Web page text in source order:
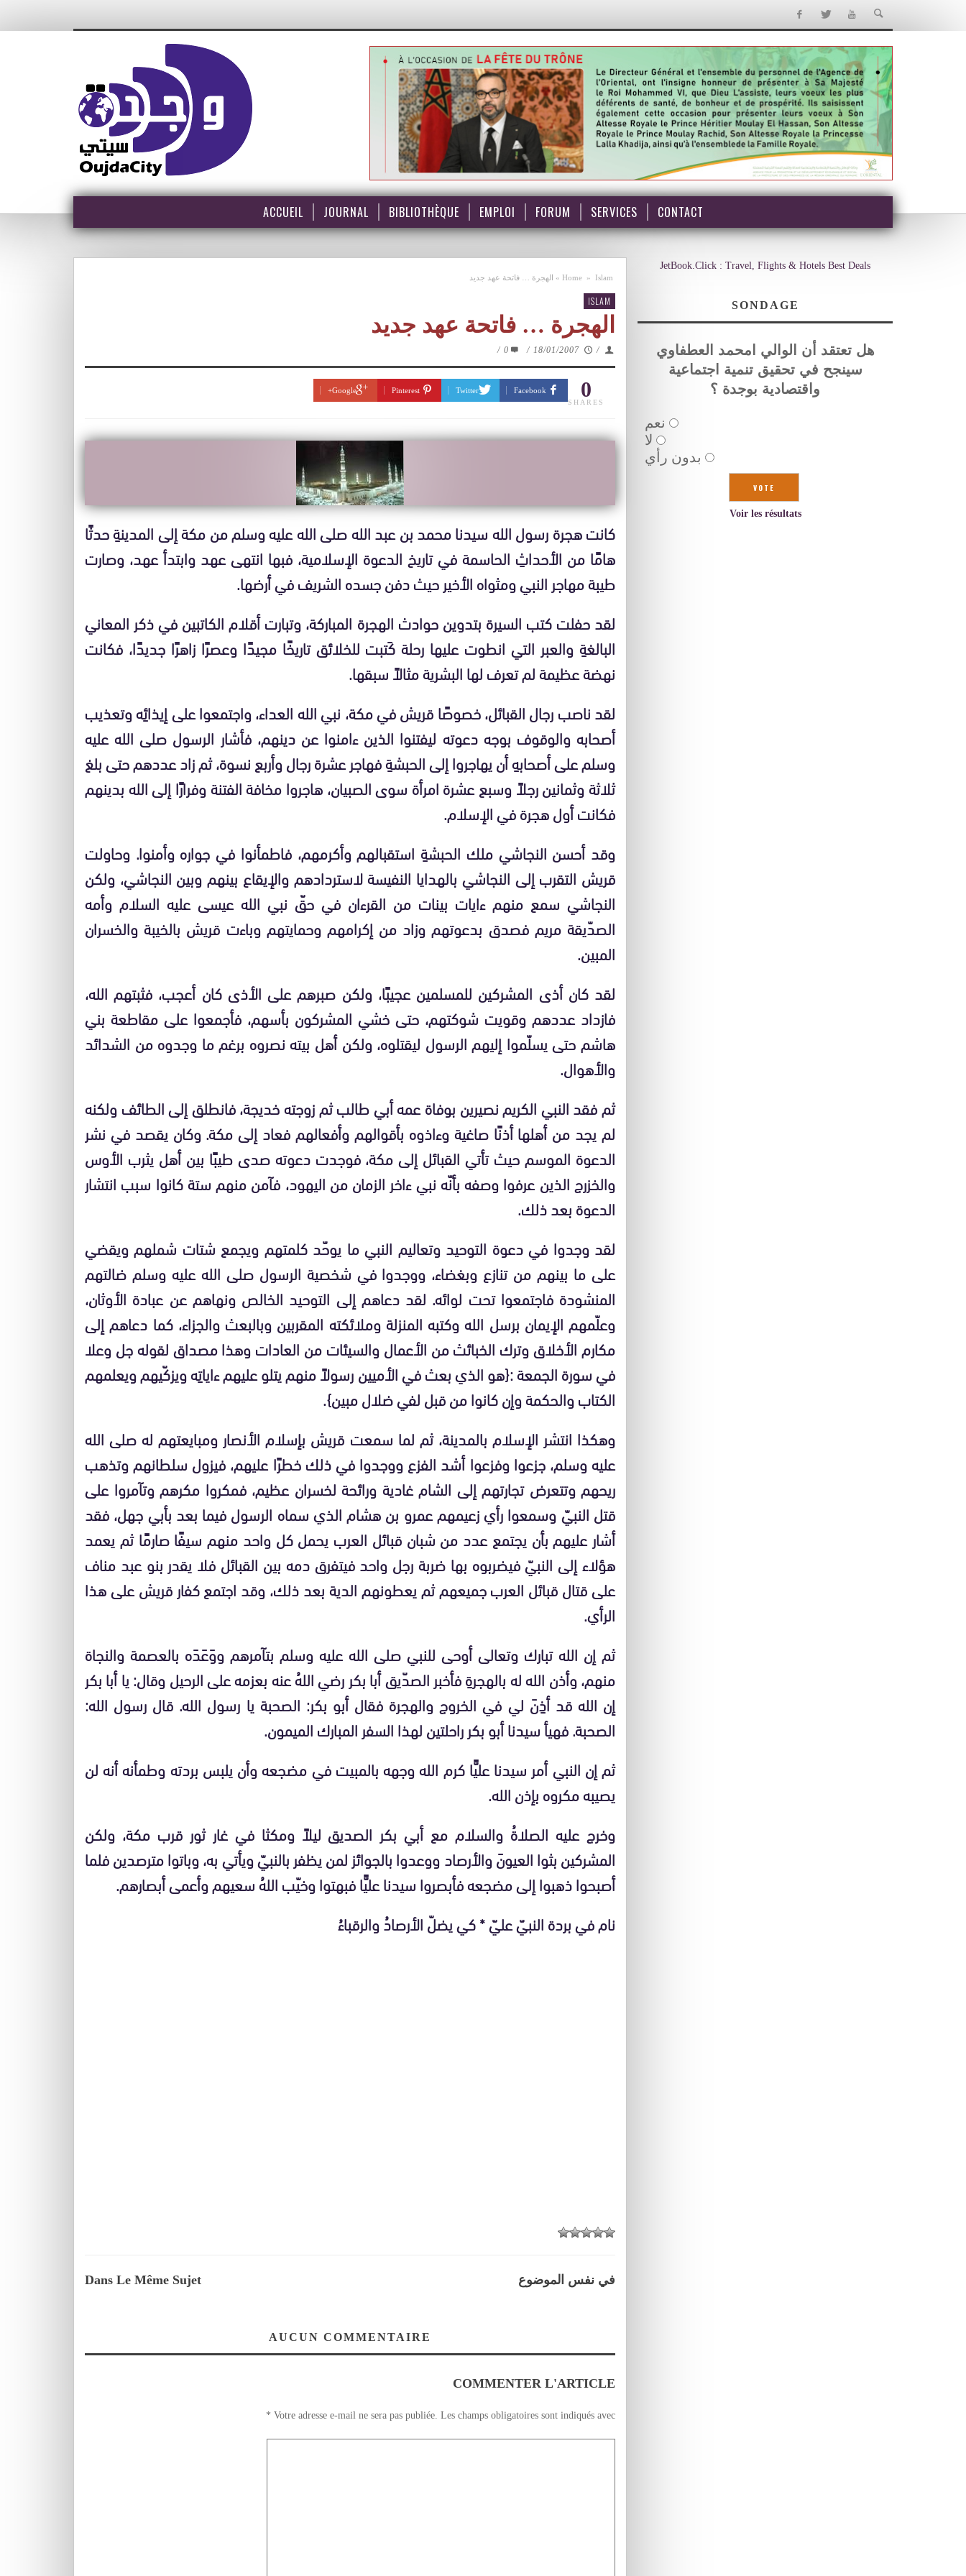
ACCUEIL JOURNAL BIBLIOTHÈQUE EMPLOI FORUM SERVICES CONTACT
Home » Islam
» الهجرة … فاتحة عهد جديد
ISLAM
الهجرة … فاتحة عهد جديد
/
18/01/2007
/
0
/
0
SHARES
Facebook
Twitter
Pinterest
Google+
كانت هجرة رسول الله سيدنا محمد بن عبد الله صلى الله عليه وسلم من مكة إلى المدينةِ حدثًا
هامًا من الأحداثِ الحاسمة في تاريخ الدعوة الإسلامية، فبها انتهى عهد وابتدأ عهد، وصارت
طيبة مهاجر النبي ومثواه الأخير حيث دفن جسده الشريف في أرضها.
لقد حفلت كتب السيرة بتدوين حوادث الهجرة المباركة، وتبارت أقلام الكاتبين في ذكر المعاني
البالغةِ والعبر التي انطوت عليها رحلة كَتبت للخلائق تاريخًا مجيدًا وعصرًا زاهرًا جديدًا، فكانت
نهضة عظيمة لم تعرف لها البشرية مثالاً سبقها.
لقد ناصب رجال القبائل، خصوصًا قريش في مكة، نبي الله العداء، واجتمعوا على إيذائِه وتعذيب
أصحابه والوقوف بوجه دعوته ليفتنوا الذين ءامنوا عن دينهم، فأشار الرسول صلى الله عليه
وسلم على أصحابهِ أن يهاجروا إلى الحبشةِ فهاجر عشرة رجال وأربع نسوة، ثم زاد عددهم حتى بلغ
ثلاثة وثمانين رجلاً وسبع عشرة امرأة سوى الصبيان، هاجروا مخافة الفتنة وفرارًا إلى الله بدينهم
فكانت أول هجرة في الإسلام.
وقد أحسن النجاشي ملك الحبشةِ استقبالهم وأكرمهم، فاطمأنوا في جواره وأمنوا. وحاولت
قريش التقرب إلى النجاشي بالهدايا النفيسة لاستردادهم والإيقاع بينهم وبين النجاشي، ولكن
النجاشي سمع منهم ءايات بينات من القرءان في حقّ نبي الله عيسى عليه السلام وأمه
الصدّيقة مريم فصدق بدعوتهم وزاد من إكرامهم وحمايتهم وباءت قريش بالخيبة والخسران
المبين.
لقد كان أذى المشركين للمسلمين عجيبًا، ولكن صبرهم على الأذى كان أعجب، فثبتهم الله،
فازداد عددهم وقويت شوكتهم، حتى خشي المشركون بأسهم، فأجمعوا على مقاطعة بني
هاشم حتى يسلّموا إليهم الرسول ليقتلوه، ولكن أهل بيته نصروه برغم ما وجدوه من الشدائد
والأهوال.
ثم فقد النبي الكريم نصيرين بوفاة عمه أبي طالب ثم زوجته خديجة، فانطلق إلى الطائف ولكنه
لم يجد من أهلها أذنًا صاغية وءاذوه بأقوالهم وأفعالهم فعاد إلى مكة. وكان يقصد في نشر
الدعوة الموسم حيث تأتي القبائل إلى مكة، فوجدت دعوته صدى طيبًا بين أهل يثرب الأوس
والخزرج الذين عرفوا وصفه بأنّه نبي ءاخر الزمان من اليهود، فآمن منهم ستة كانوا سبب انتشار
الدعوة بعد ذلك.
لقد وجدوا في دعوة التوحيد وتعاليم النبي ما يوحّد كلمتهم ويجمع شتات شملهم ويقضي
على ما بينهم من تنازع وبغضاء، ووجدوا في شخصية الرسول صلى الله عليه وسلم ضالتهم
المنشودة فاجتمعوا تحت لوائه. لقد دعاهم إلى التوحيد الخالص ونهاهم عن عبادة الأوثان،
وعلّمهم الإيمان برسل الله وكتبه المنزلة وملائكته المقربين وبالبعث والجزاء، كما دعاهم إلى
مكارم الأخلاق وترك الخبائث من الأعمال والسيئات من العادات وهذا مصداق لقوله جل وعلا
في سورة الجمعة :{هو الذي بعث في الأميين رسولاً منهم يتلو عليهم ءاياتِه ويزكّيهم ويعلمهم
الكتاب والحكمة وإن كانوا من قبل لفي ضلال مبين}.
وهكذا انتشر الإسلام بالمدينة، ثم لما سمعت قريش بإسلام الأنصار ومبايعتهم له صلى الله
عليه وسلم، جزعوا وفزعوا أشد الفزع ووجدوا في ذلك خطرًا عليهم، فيزول سلطانهم وتذهب
ريحهم وتتعرض تجارتهم إلى الشام غادية ورائحة لخسران عظيم، فمكروا مكرهم وتآمروا على
قتل النبيّ وسمعوا رأي زعيمهم عمرو بن هشام الذي سماه الرسول فيما بعد بأبي جهل، فقد
أشار عليهم بأن يجتمع عدد من شبان قبائل العرب يحمل كل واحد منهم سيفًا صارمًا ثم يعمد
هؤلاء إلى النبيّ فيضربوه بها ضربة رجل واحد فيتفرق دمه بين القبائل فلا يقدر بنو عبد مناف
على قتال قبائل العرب جميعهم ثم يعطونهم الدية بعد ذلك، وقد اجتمع كفار قريش على هذا
الرأي.
ثم إن الله تبارك وتعالى أوحى للنبي صلى الله عليه وسلم بتآمرهم ووَعَدَه بالعصمة والنجاة
منهم، وأذن الله له بالهجرةِ فأخبر الصدّيق أبا بكر رضي اللهُ عنه بعزمه على الرحيل وقال: يا أبا بكر
إن الله قد أذِنَ لي في الخروج والهجرة فقال أبو بكر: الصحبة يا رسول الله. قال رسول الله:
الصحبة. فهيأ سيدنا أبو بكر راحلتين لهذا السفر المبارك الميمون.
ثم إن النبي أمر سيدنا عليًّا كرم الله وجهه بالمبيت في مضجعه وأن يلبس بردته وطمأنه أنه لن
يصيبه مكروه بإذن الله.
وخرج عليه الصلاةُ والسلام مع أبي بكر الصديق ليلاً ومكثا في غار ثور قرب مكة، ولكن
المشركين بثوا العيونَ والأرصاد ووعدوا بالجوائز لمن يظفر بالنبيّ ويأتي به، وباتوا مترصدين فلما
أصبحوا ذهبوا إلى مضجعه فأبصروا سيدنا عليًّا فبهتوا وخيّب اللهُ سعيهم وأعمى أبصارهم.
نام في بردة النبيّ عليّ * كي يضلّ الأرصادُ والرقباءُ
Dans Le Même Sujet في نفس الموضوع
AUCUN COMMENTAIRE
COMMENTER L'ARTICLE
Votre adresse e-mail ne sera pas publiée. Les champs obligatoires sont indiqués avec
*
JetBook.Click : Travel, Flights & Hotels Best Deals
SONDAGE
هل تعتقد أن الوالي امحمد العطفاوي
سينجح في تحقيق تنمية اجتماعية
واقتصادية بوجدة ؟
نعم
لا
بدون رأي
Voir les résultats